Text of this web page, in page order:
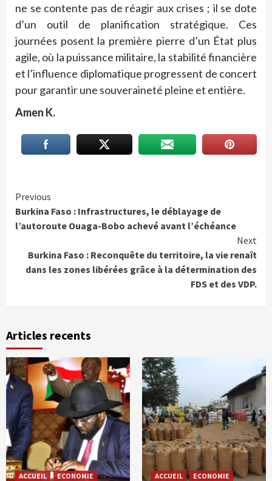
ne se contente pas de réagir aux crises ; il se dote
d’un outil de planification stratégique. Ces
journées posent la première pierre d’un État plus
agile, où la puissance militaire, la stabilité financière
et l’influence diplomatique progressent de concert
pour garantir une souveraineté pleine et entière.
Amen K.
Continue
Reading
Previous
Burkina Faso : Infrastructures, le déblayage de
l’autoroute Ouaga-Bobo achevé avant l’échéance
Next
Burkina Faso : Reconquête du territoire, la vie renaît
dans les zones libérées grâce à la détermination des
FDS et des VDP.
Articles recents
ACCUEIL ECONOMIE ACCUEIL ECONOMIE